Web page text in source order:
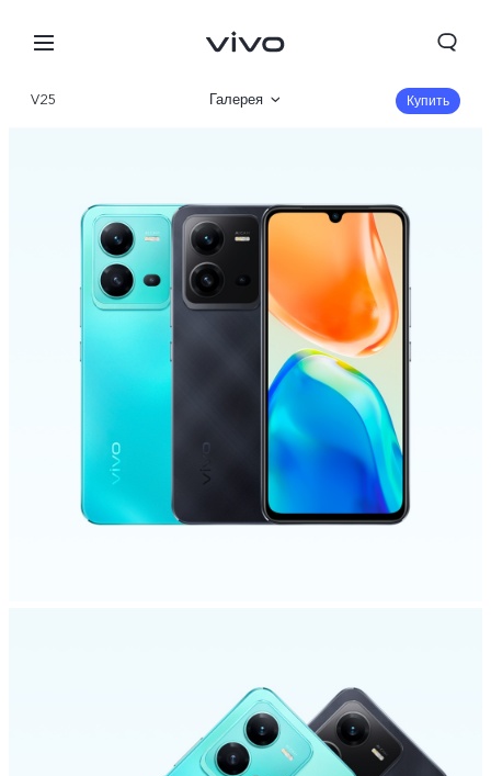
Uzbekistan | Выберите страну/регион
V25 Галерея
Характеристики
Купить